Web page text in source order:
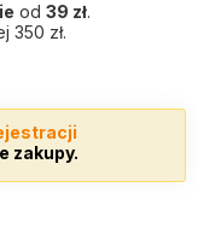
od 39 zł.
350 zł.
zakupy.